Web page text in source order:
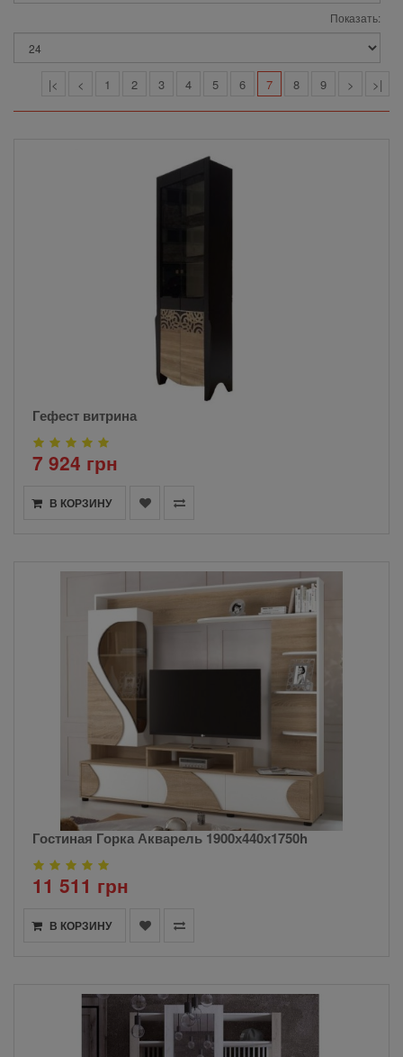
Показать:
|< < 1 2 3 4 5 6 7 8 9 > >|
Гефест витрина
7 924 грн
В КОРЗИНУ
Гостиная Горка Акварель 1900х440х1750h
11 511 грн
В КОРЗИНУ